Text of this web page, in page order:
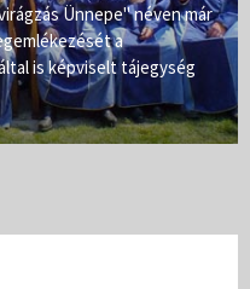
Ünnepe" néven már
a
is képviselt tájegység